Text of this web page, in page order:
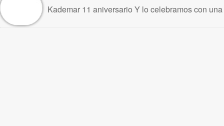
Kademar 11 aniversario Y lo celebramos con una